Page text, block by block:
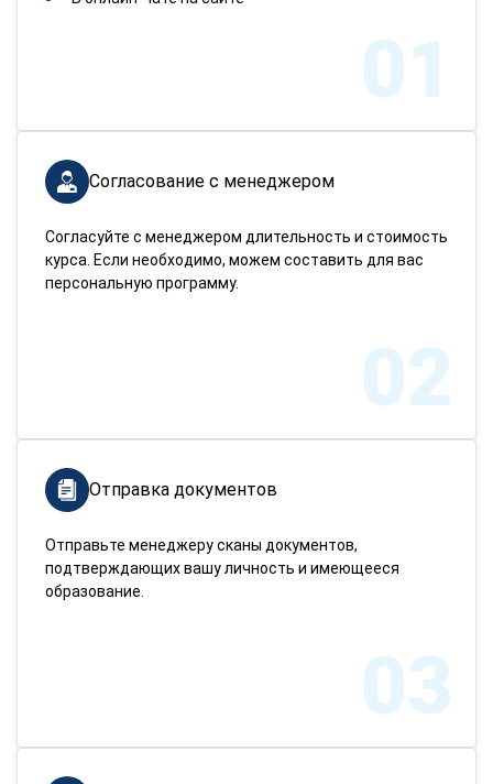
01
Согласование с менеджером
Согласуйте с менеджером длительность и стоимость
курса. Если необходимо, можем составить для вас
персональную программу.
02
Отправка документов
Отправьте менеджеру сканы документов,
подтверждающих вашу личность и имеющееся
образование.
03